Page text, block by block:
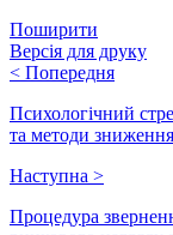
Поширити
Версія для друку
< Попередня
Психологічний
та методи
Наступна >
Процедура